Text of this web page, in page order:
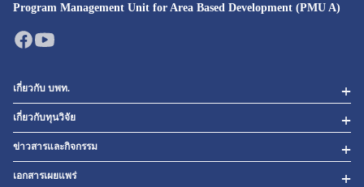
Program Management Unit for Area Based Development (PMU A)
เกี่ยวกับ บพท.
เกี่ยวกับทุนวิจัย
ข่าวสารและกิจกรรม
เอกสารเผยแพร่